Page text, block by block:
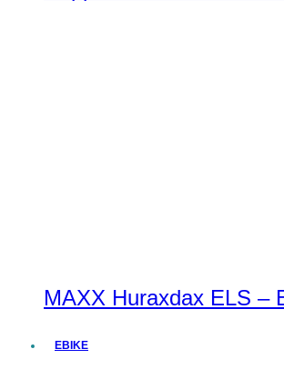
MAXX Huraxdax ELS –
EBIKE